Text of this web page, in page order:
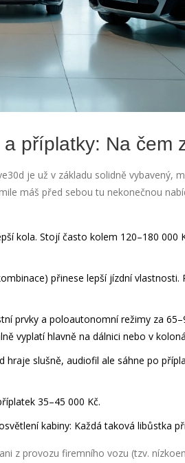
příplatky: Na čem
je už v základu solidně vybavený,
máš před sebou tu nekonečnou
kola. Stojí často kolem 120–180 000
přinese lepší jízdní vlastnosti.
prvky a poloautonomní režimy za
vyplatí hlavně na dálnici nebo v
hraje slušně, audiofil ale sáhne po
35–45 000 Kč.
kabiny: Každá taková libůstka
z provozu firemního vozu (tzv.